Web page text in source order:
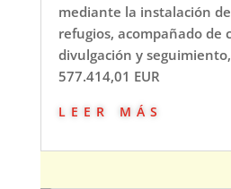
mediante la instalación
refugios, acompañado de
divulgación y
577.414,01 EUR
leer más